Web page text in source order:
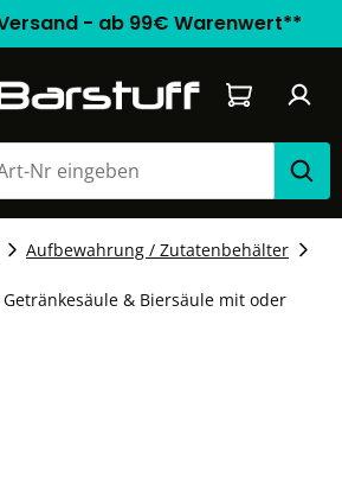
- ab 99€ Warenwert**
Warenkorb
Aufbewahrung / Zutatenbehälter
& Biersäule mit oder